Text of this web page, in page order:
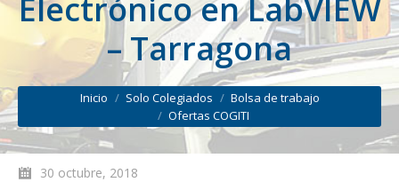
Electrónico en LabVIEW
– Tarragona
You are here:
Inicio Solo Colegiados
Bolsa de trabajo
Ofertas COGITI
30 octubre, 2018